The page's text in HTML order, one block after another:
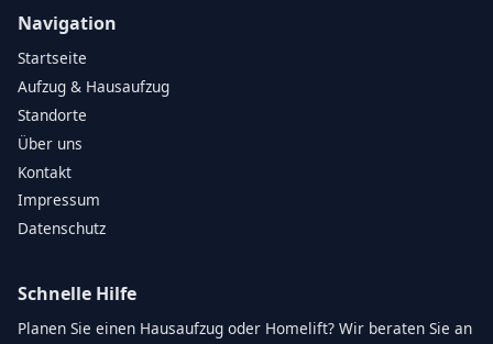
Navigation
Startseite
Aufzug & Hausaufzug
Standorte
Über uns
Kontakt
Impressum
Datenschutz
Schnelle Hilfe
Planen Sie einen Hausaufzug oder Homelift? Wir beraten Sie an